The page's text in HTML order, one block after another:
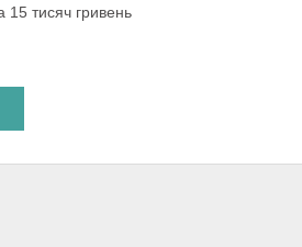
15 тисяч гривень